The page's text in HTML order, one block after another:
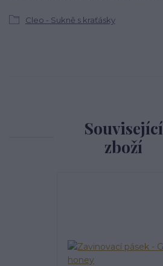
Cleo - Sukně s kraťásky
Související
zboží